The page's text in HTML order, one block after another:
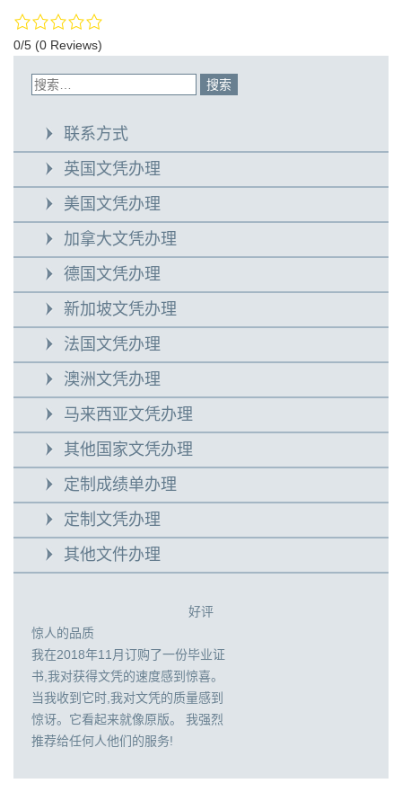
0/5 (0 Reviews)
联系方式
英国文凭办理
美国文凭办理
加拿大文凭办理
德国文凭办理
新加坡文凭办理
法国文凭办理
澳洲文凭办理
马来西亚文凭办理
其他国家文凭办理
定制成绩单办理
定制文凭办理
其他文件办理
好评
惊人的品质
我在2018年11月订购了一份毕业证
书,我对获得文凭的速度感到惊喜。
当我收到它时,我对文凭的质量感到
惊讶。它看起来就像原版。 我强烈
推荐给任何人他们的服务!